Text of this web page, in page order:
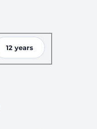
12 years